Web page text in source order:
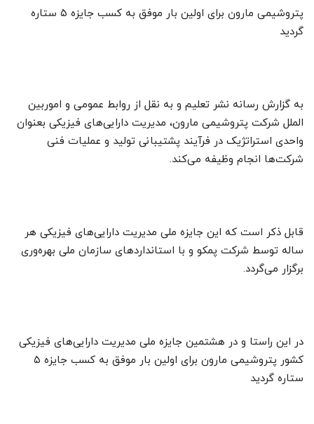
پتروشیمی مارون برای اولین بار موفق به کسب جایزه ۵ ستاره
گردید
به گزارش رسانه نشر تعلیم و به نقل از روابط عمومی و اموربین
الملل شرکت پتروشیمی مارون، مدیریت دارایی‌های فیزیکی بعنوان
واحدی استراتژیک در فرآیند پشتیبانی تولید و عملیات فنی
شرکت‌ها انجام وظیفه می‌کند.
قابل ذکر است که این جایزه ملی مدیریت دارایی‌های فیزیکی هر
ساله توسط شرکت پمکو و با استانداردهای سازمان ملی بهره‌وری
برگزار می‌گردد.
در این راستا و در هشتمین جایزه ملی مدیریت دارایی‌های فیزیکی
کشور پتروشیمی مارون برای اولین بار موفق به کسب جایزه ۵
ستاره گردید